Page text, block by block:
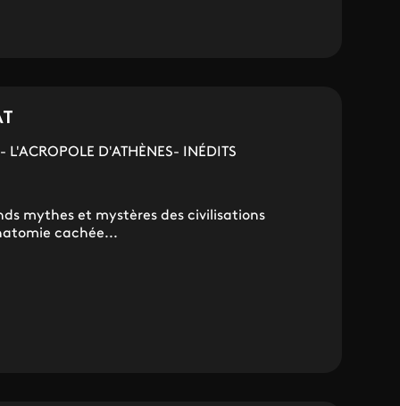
L'ACROPOLE D'ATHÈNES- INÉDITS
mythes et mystères des civilisations
cachée...